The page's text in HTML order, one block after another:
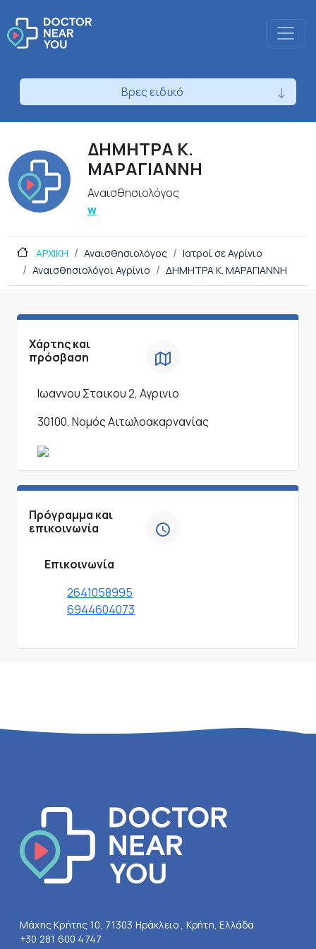
Βρες ειδικό
ΔΗΜΗΤΡΑ Κ.
ΜΑΡΑΓΙΑΝΝΗ
Αναισθησιολόγος
w
ΑΡΧΙΚΗ Αναισθησιολόγος
Ιατροί σε Αγρίνιο
Αναισθησιολόγοι Αγρίνιο
ΔΗΜΗΤΡΑ Κ. ΜΑΡΑΓΙΑΝΝΗ
Χάρτης και
πρόσβαση
Ιωαννου Σταικου 2, Αγρινιο
30100, Νομός Αιτωλοακαρνανίας
Πρόγραμμα και
επικοινωνία
Επικοινωνία
2641058995
6944604073
Μάχης Κρήτης 10, 71303 Ηράκλειο , Κρήτη, Ελλάδα
+30 281 600 4747